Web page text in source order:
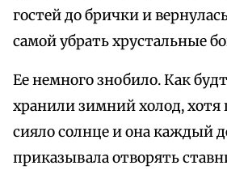
гостей до брички и
самой убрать хрустальные
Ее немного знобило. Как
хранили зимний холод, хотя
сияло солнце и она каждый
приказывала отворять